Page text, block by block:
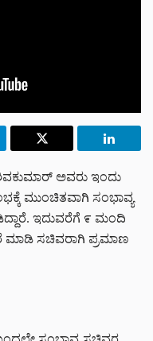
ಅವರು ಇಂದು
ಮುಂಚಿತವಾಗಿ ಸಂಭಾವ್ಯ
ಇದುವರೆಗೆ ೯ ಮಂದಿ
ಮಾಡಿ ಸಚಿವರಾಗಿ ಪ್ರಮಾಣ